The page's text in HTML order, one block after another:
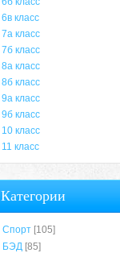
6в класс
7а класс
7б класс
8а класс
8б класс
9а класс
9б класс
10 класс
11 класс
Категории
Спорт [105]
БЭД [85]